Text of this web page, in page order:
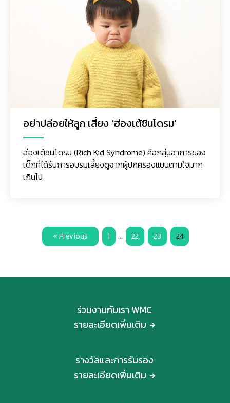
อย่าปล่อยให้ลูก เสี่ยง ‘ฮ่องเต้ซินโดรม’
ฮ่องเต้ซินโดรม (Rich Kid Syndrome) คือกลุ่มอาการของ
เด็กที่ได้รับการอบรมเลี้ยงดูจากผู้ปกครองแบบตามใจมาก
เกินไป
« Previous 1 … 22 23 24
ร่วมงานกับเรา WMC
รายละเอียดเพิ่มเติม
รางวัลและการรับรอง
รายละเอียดเพิ่มเติม